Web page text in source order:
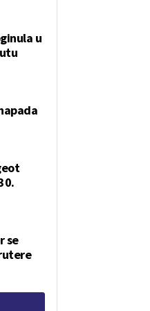
u
se